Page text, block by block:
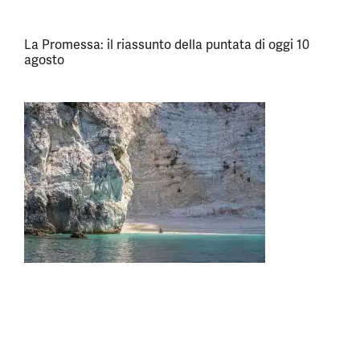
La Promessa: il riassunto della puntata di oggi 10
agosto